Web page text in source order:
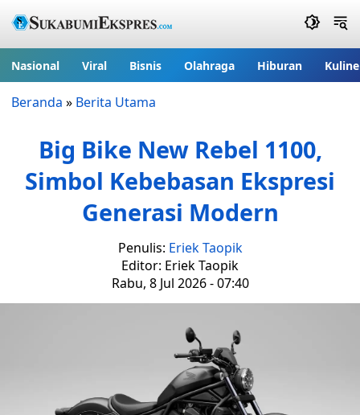
Nasional Viral Bisnis Olahraga Hiburan
Beranda » Berita Utama
Big Bike New Rebel 1100,
Simbol Kebebasan Ekspresi
Generasi Modern
Penulis: Eriek Taopik
Editor: Eriek Taopik
Rabu, 8 Jul 2026 - 07:40